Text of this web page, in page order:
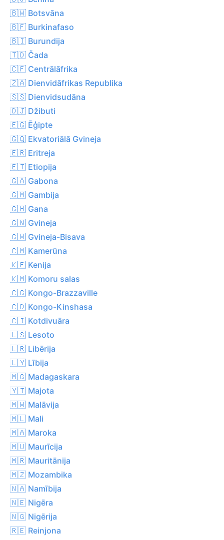
🇧🇼 Botsvāna
🇧🇫 Burkinafaso
🇧🇮 Burundija
🇹🇩 Čada
🇨🇫 Centrālāfrika
🇿🇦 Dienvidāfrikas Republika
🇸🇸 Dienvidsudāna
🇩🇯 Džibuti
🇪🇬 Ēģipte
🇬🇶 Ekvatoriālā Gvineja
🇪🇷 Eritreja
🇪🇹 Etiopija
🇬🇦 Gabona
🇬🇲 Gambija
🇬🇭 Gana
🇬🇳 Gvineja
🇬🇼 Gvineja-Bisava
🇨🇲 Kamerūna
🇰🇪 Kenija
🇰🇲 Komoru salas
🇨🇬 Kongo-Brazzaville
🇨🇩 Kongo-Kinshasa
🇨🇮 Kotdivuāra
🇱🇸 Lesoto
🇱🇷 Libērija
🇱🇾 Lībija
🇲🇬 Madagaskara
🇾🇹 Majota
🇲🇼 Malāvija
🇲🇱 Mali
🇲🇦 Maroka
🇲🇺 Maurīcija
🇲🇷 Mauritānija
🇲🇿 Mozambika
🇳🇦 Namībija
🇳🇪 Nigēra
🇳🇬 Nigērija
🇷🇪 Reinjona